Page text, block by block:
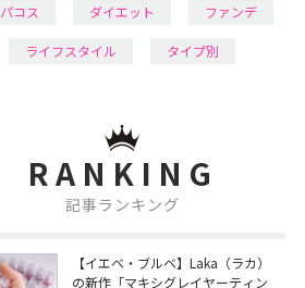
コス ダイエット ファンデ
ライフスタイル タイプ別
RANKING
記事ランキング
【イエベ・ブルベ】Laka（ラカ）
の新作「マキシグレイヤーティン